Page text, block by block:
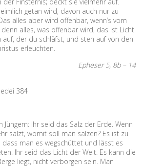
getan wird, davon auch nur zu
alles aber wird offenbar, wenn’s vom
alles, was offenbar wird, das ist Licht.
auf, der du schläfst, und steh auf von den
erleuchten.
Epheser 5, 8b – 14
384
Jüngern: Ihr seid das Salz der Erde. Wenn
salzt, womit soll man salzen? Es ist zu
man es wegschüttet und lässt es
Ihr seid das Licht der Welt. Es kann die
liegt, nicht verborgen sein. Man